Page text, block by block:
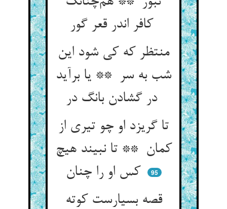
منتظر که کی شود این
شب به سر ** یا برآید
در گشادن بانگ در
تا گریزد او چو تیری از
کمان ** تا نبیند هیچ
کس او را چنان
95
قصه بسیارست کوته